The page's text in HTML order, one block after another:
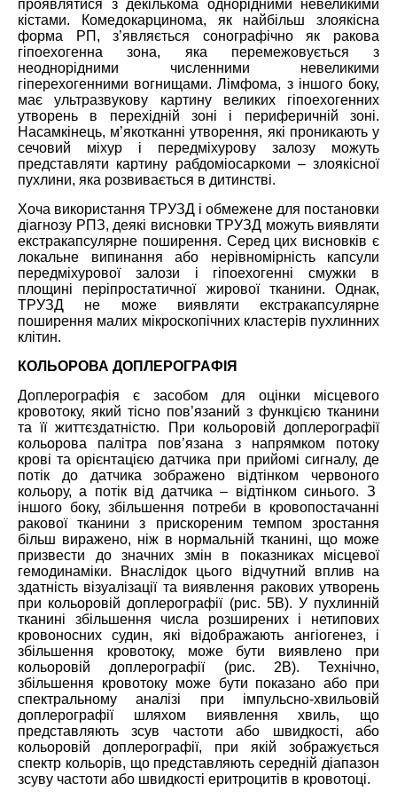
проявлятися з декількома однорідними невеликими
кістами. Комедокарцинома, як найбільш злоякісна
форма PП, з’являється сонографічно як ракова
гіпоехогенна зона, яка перемежовується з
неоднорідними численними невеликими
гіперехогенними вогнищами. Лімфома, з іншого боку,
має ультразвукову картину великих гіпоехогенних
утворень в перехідній зоні і периферичній зоні.
Насамкінець, м’якотканні утворення, які проникають у
сечовий міхур і передміхурову залозу можуть
представляти картину рабдоміосаркоми – злоякісної
пухлини, яка розвивається в дитинстві.
Хоча використання ТРУЗД і обмежене для постановки
діагнозу РПЗ, деякі висновки ТРУЗД можуть виявляти
екстракапсулярне поширення. Серед цих висновків є
локальне випинання або нерівномірність капсули
передміхурової залози і гіпоехогенні смужки в
площині періпростатичної жирової тканини. Однак,
ТРУЗД не може виявляти екстракапсулярне
поширення малих мікроскопічних кластерів пухлинних
клітин.
КОЛЬОРОВА ДОПЛЕРОГРАФІЯ
Доплерографія є засобом для оцінки місцевого
кровотоку, який тісно пов’язаний з функцією тканини
та її життєздатністю. При кольоровій доплерографії
кольорова палітра пов’язана з напрямком потоку
крові та орієнтацією датчика при прийомі сигналу, де
потік до датчика зображено відтінком червоного
кольору, а потік від датчика – відтінком синього. З
іншого боку, збільшення потреби в кровопостачанні
ракової тканини з прискореним темпом зростання
більш виражено, ніж в нормальній тканині, що може
призвести до значних змін в показниках місцевої
гемодинаміки. Внаслідок цього відчутний вплив на
здатність візуалізації та виявлення ракових утворень
при кольоровій доплерографії (рис. 5B). У пухлинній
тканині збільшення числа розширених і нетипових
кровоносних судин, які відображають ангіогенез, і
збільшення кровотоку, може бути виявлено при
кольоровій доплерографії (рис. 2В). Технічно,
збільшення кровотоку може бути показано або при
спектральному аналізі при імпульсно-хвильовій
доплерографії шляхом виявлення хвиль, що
представляють зсув частоти або швидкості, або
кольоровій доплерографії, при якій зображується
спектр кольорів, що представляють середній діапазон
зсуву частоти або швидкості еритроцитів в кровотоці.